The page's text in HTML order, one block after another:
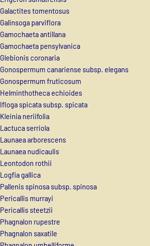
Galactites tomentosus
Galinsoga parviflora
Gamochaeta antillana
Gamochaeta pensylvanica
Glebionis coronaria
Gonospermum canariense subsp. elegans
Gonospermum fruticosum
Helminthotheca echioides
Ifloga spicata subsp. spicata
Kleinia neriifolia
Lactuca serriola
Launaea arborescens
Launaea nudicaulis
Leontodon rothii
Logfia gallica
Pallenis spinosa subsp. spinosa
Pericallis murrayi
Pericallis steetzii
Phagnalon rupestre
Phagnalon saxatile